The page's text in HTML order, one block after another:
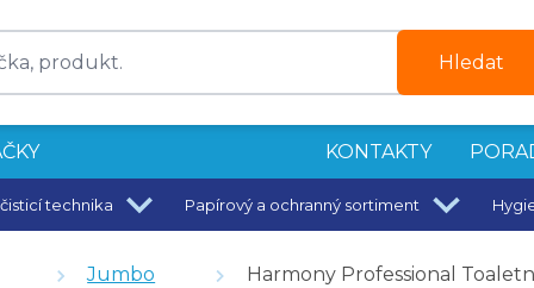
Hledat
KONTAKTY
technika Papírový a ochranný sortiment
bílý plast ABS
Jumbo Harmony Professional